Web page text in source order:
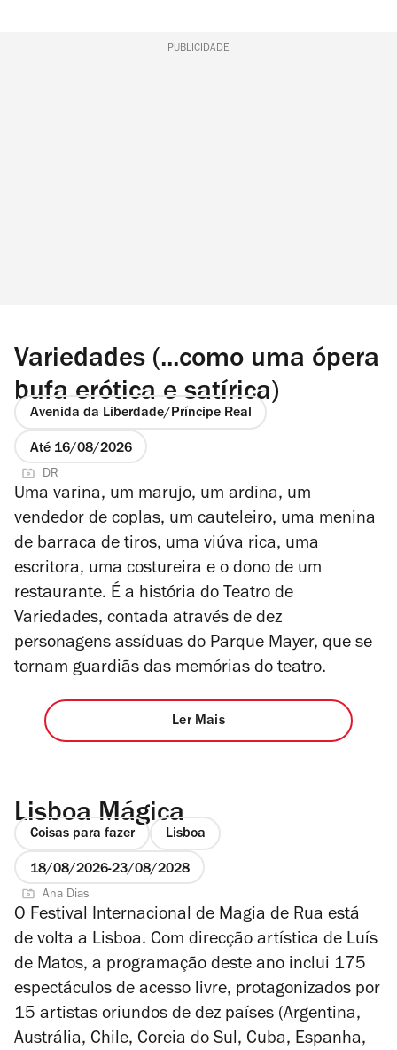
PUBLICIDADE
Variedades (...como uma ópera
bufa erótica e satírica)
Avenida da Liberdade/Príncipe Real
Até 16/08/2026
DR
Uma varina, um marujo, um ardina, um
vendedor de coplas, um cauteleiro, uma menina
de barraca de tiros, uma viúva rica, uma
escritora, uma costureira e o dono de um
restaurante. É a história do Teatro de
Variedades, contada através de dez
personagens assíduas do Parque Mayer, que se
tornam guardiãs das memórias do teatro.
Ler Mais
Lisboa Mágica
Coisas para fazer Lisboa
18/08/2026 23/08/2028
Ana Dias
O Festival Internacional de Magia de Rua está
de volta a Lisboa. Com direcção artística de Luís
de Matos, a programação deste ano inclui 175
espectáculos de acesso livre, protagonizados por
15 artistas oriundos de dez países (Argentina,
Austrália, Chile, Coreia do Sul, Cuba, Espanha,